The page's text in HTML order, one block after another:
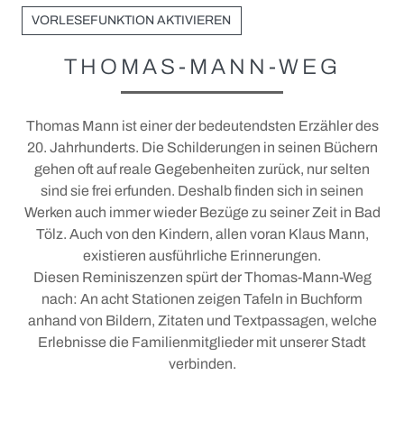
Unterkünfte
Urlaubsangebote
Gruppenangebote
Camping und Wohnmobil
Ausflüge
+
Ausflugsticker
Service vor Ort
Parken in der Stadt
MVV: Münchner Verkehrs- und Tarifverbund
MVV-Netz und Busfahrpläne
Prospektanfrage und Downloads
Login Gastgeber
Bad Tölz für alle (Barrierefrei)
Fotowettbewerb 2026
VORLESEFUNKTION AKTIVIEREN
THOMAS-MANN-WEG
Thomas Mann ist einer der bedeutendsten Erzähler des
20. Jahrhunderts. Die Schilderungen in seinen Büchern
gehen oft auf reale Gegebenheiten zurück, nur selten
sind sie frei erfunden. Deshalb finden sich in seinen
Werken auch immer wieder Bezüge zu seiner Zeit in Bad
Tölz. Auch von den Kindern, allen voran Klaus Mann,
existieren ausführliche Erinnerungen.
Diesen Reminiszenzen spürt der Thomas-Mann-Weg
nach: An acht Stationen zeigen Tafeln in Buchform
anhand von Bildern, Zitaten und Textpassagen, welche
Erlebnisse die Familienmitglieder mit unserer Stadt
verbinden.